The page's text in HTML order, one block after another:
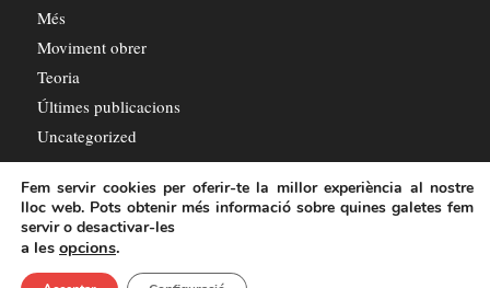
Més
Moviment obrer
Teoria
Últimes publicacions
Uncategorized
© Copyright - L'Octubre
Fem servir cookies per oferir-te la millor experiència al nostre
lloc web. Pots obtenir més informació sobre quines galetes fem
servir o desactivar-les
a les opcions.